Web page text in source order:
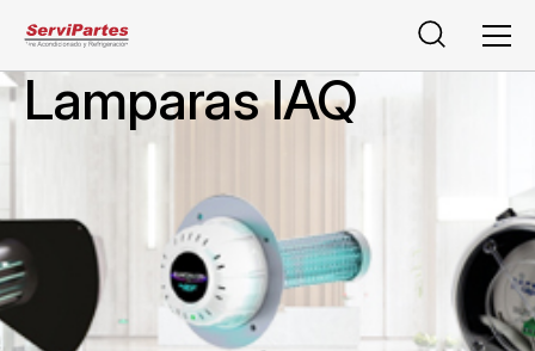
Buscar
Lamparas IAQ